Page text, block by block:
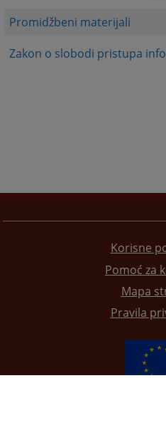
Promidžbeni materijali
Zakon o slobodi pristupa
Korisne
Pomoć za
Mapa
Pravila